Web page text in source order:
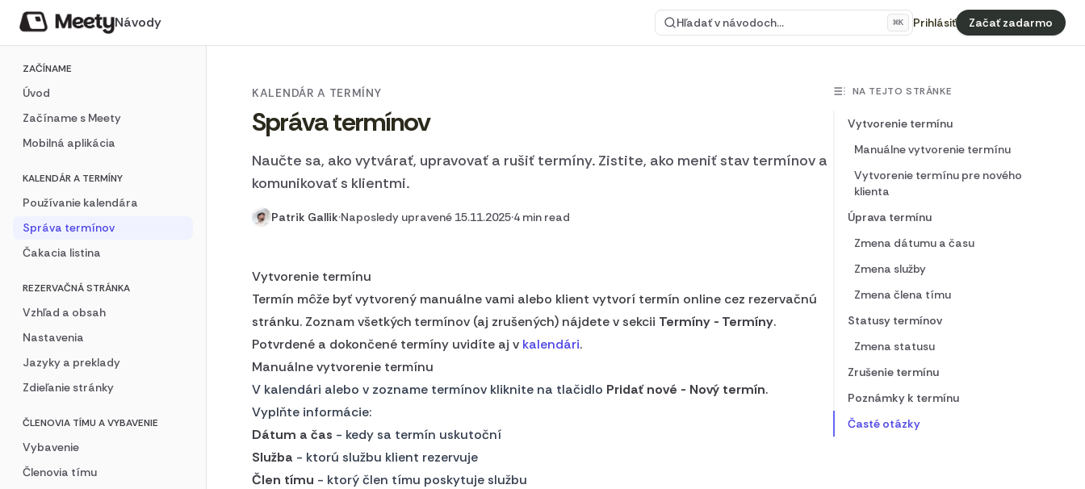
Návody Hľadať v návodoch... ⌘K Prihlásiť Začať zadarmo
ZAČÍNAME
Úvod
Začíname s Meety
Mobilná aplikácia
KALENDÁR A TERMÍNY
Používanie kalendára
Správa termínov
Čakacia listina
REZERVAČNÁ STRÁNKA
Vzhľad a obsah
Nastavenia
Jazyky a preklady
Zdieľanie stránky
ČLENOVIA TÍMU A VYBAVENIE
Vybavenie
Členovia tímu
KALENDÁR A TERMÍNY
Správa termínov
Naučte sa, ako vytvárať, upravovať a rušiť termíny. Zistite, ako meniť stav termínov a
komunikovať s klientmi.
Patrik Gallik·Naposledy upravené 15.11.2025·4 min read
Vytvorenie termínu
Termín môže byť vytvorený manuálne vami alebo klient vytvorí termín online cez rezervačnú
stránku. Zoznam všetkých termínov (aj zrušených) nájdete v sekcii Termíny - Termíny.
Potvrdené a dokončené termíny uvidíte aj v kalendári.
Manuálne vytvorenie termínu
V kalendári alebo v zozname termínov kliknite na tlačidlo Pridať nové - Nový termín.
Vyplňte informácie:
Dátum a čas - kedy sa termín uskutoční
Služba - ktorú službu klient rezervuje
Člen tímu - ktorý člen tímu poskytuje službu
NA TEJTO STRÁNKE
Vytvorenie termínu
Manuálne vytvorenie termínu
Vytvorenie termínu pre nového
klienta
Úprava termínu
Zmena dátumu a času
Zmena služby
Zmena člena tímu
Statusy termínov
Zmena statusu
Zrušenie termínu
Poznámky k termínu
Časté otázky